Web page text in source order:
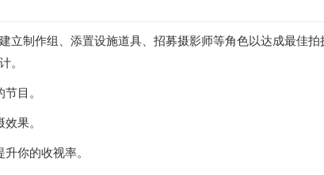
制作组、添置设施道具、招募摄影师等角色以达成最佳
。
目。
果。
你的收视率。